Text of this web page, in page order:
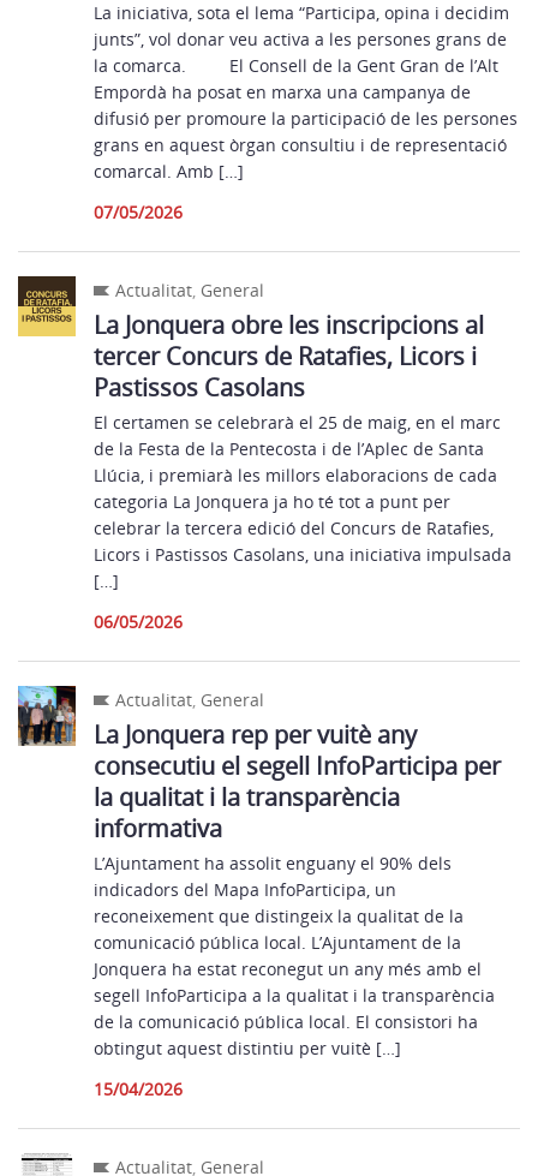
La iniciativa, sota el lema “Participa, opina i decidim
junts”, vol donar veu activa a les persones grans de
la comarca. El Consell de la Gent Gran de l’Alt
Empordà ha posat en marxa una campanya de
difusió per promoure la participació de les persones
grans en aquest òrgan consultiu i de representació
comarcal. Amb […]
07/05/2026
Actualitat, General
La Jonquera obre les inscripcions al
tercer Concurs de Ratafies, Licors i
Pastissos Casolans
El certamen se celebrarà el 25 de maig, en el marc
de la Festa de la Pentecosta i de l’Aplec de Santa
Llúcia, i premiarà les millors elaboracions de cada
categoria La Jonquera ja ho té tot a punt per
celebrar la tercera edició del Concurs de Ratafies,
Licors i Pastissos Casolans, una iniciativa impulsada
[…]
06/05/2026
Actualitat, General
La Jonquera rep per vuitè any
consecutiu el segell InfoParticipa per
la qualitat i la transparència
informativa
L’Ajuntament ha assolit enguany el 90% dels
indicadors del Mapa InfoParticipa, un
reconeixement que distingeix la qualitat de la
comunicació pública local. L’Ajuntament de la
Jonquera ha estat reconegut un any més amb el
segell InfoParticipa a la qualitat i la transparència
de la comunicació pública local. El consistori ha
obtingut aquest distintiu per vuitè […]
15/04/2026
Actualitat, General